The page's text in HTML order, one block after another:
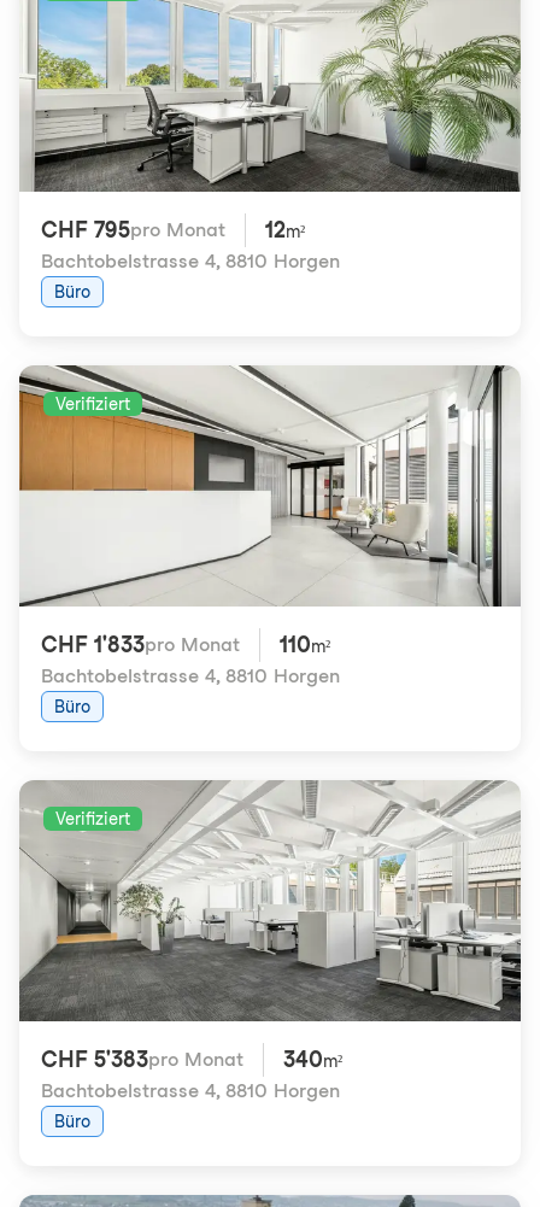
CHF 795pro Monat 12m²
Bachtobelstrasse 4, 8810 Horgen
Büro
Verifiziert
CHF 1'833pro Monat 110m²
Bachtobelstrasse 4, 8810 Horgen
Büro
Verifiziert
CHF 5'383pro Monat 340m²
Bachtobelstrasse 4, 8810 Horgen
Büro